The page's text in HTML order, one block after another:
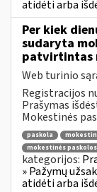
atidėti arba
Per kiek
sudaryta
patvirtintas
Web turinio
Registracijos
Prašymas
Mokestinės
paskola
mokestinės
kategorijos:
» Pažymų
atidėti arba